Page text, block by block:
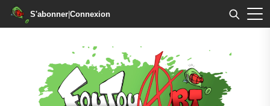
S'abonner|Connexion